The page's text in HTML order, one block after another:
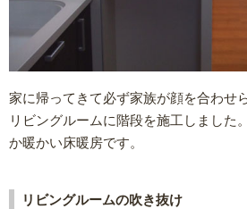
家に帰ってきて必ず家族が顔を合わせ
リビングルームに階段を施工しました
か暖かい床暖房です。
リビングルームの吹き抜け